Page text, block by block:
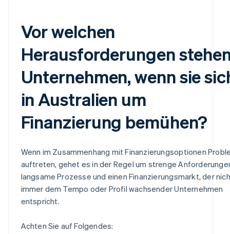
Vor welchen
Herausforderungen
Unternehmen, wenn sie
in Australien um
Finanzierung bemühen?
Wenn im Zusammenhang mit Finanzierungsoptionen
auftreten, gehet es in der Regel um strenge
langsame Prozesse und einen Finanzierungsmarkt, der
immer dem Tempo oder Profil wachsender Unternehmen
entspricht.
Achten Sie auf Folgendes: